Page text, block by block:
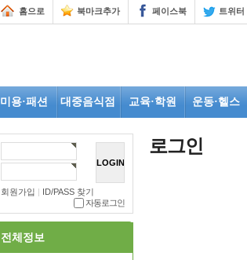
홈으로 북마크추가 페이스북 트위터
미용·패션 대중음식점 교육·학원 운동·헬스
회원가입 | ID/PASS 찾기
자동로그인
전체정보
로그인